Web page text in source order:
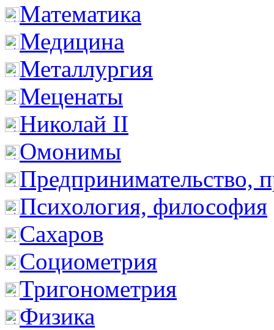
Математика
Медицина
Металлургия
Меценаты
Николай II
Омонимы
Предпринимательство,
Психология, философия
Сахаров
Социометрия
Тригонометрия
Физика